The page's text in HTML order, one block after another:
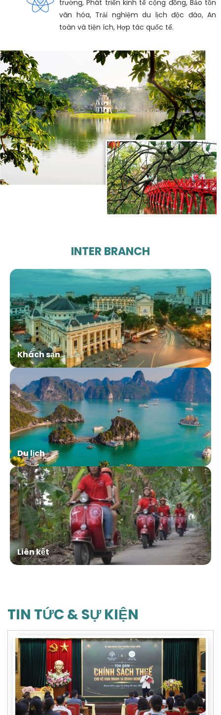
trường, Phát triển kinh tế cộng đồng, Bảo tồn
văn hóa, Trải nghiệm du lịch độc đáo, An
toàn và tiện ích, Hợp tác quốc tế.
INTER BRANCH
Khách sạn
Du lịch
Liên kết
TIN TỨC & SỰ KIỆN